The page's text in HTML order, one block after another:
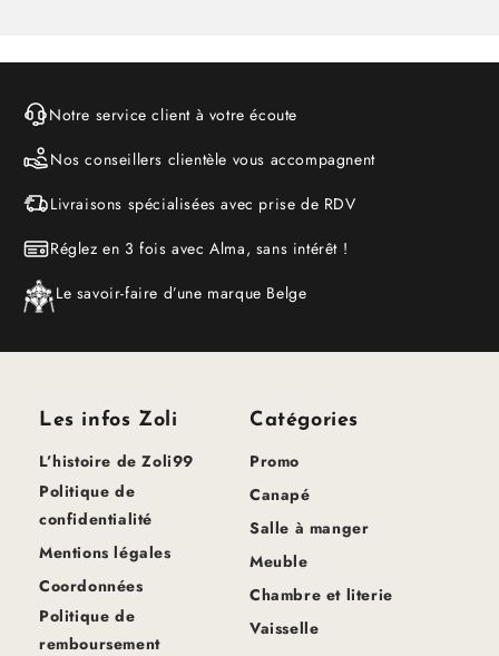
Notre service client à votre écoute
Nos conseillers clientèle vous accompagnent
Livraisons spécialisées avec prise de RDV
Réglez en 3 fois avec Alma, sans intérêt !
Le savoir-faire d’une marque Belge
Les infos Zoli
L’histoire de Zoli99
Politique de
confidentialité
Mentions légales
Coordonnées
Politique de
remboursement
Catégories
Promo
Canapé
Salle à manger
Meuble
Chambre et literie
Vaisselle